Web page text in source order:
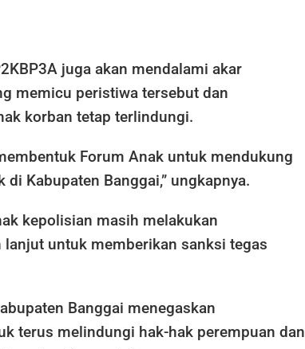
juga akan mendalami akar
memicu peristiwa tersebut dan
korban tetap terlindungi.
Forum Anak untuk mendukung
di Kabupaten Banggai,” ungkapnya.
kepolisian masih melakukan
lanjut untuk memberikan sanksi tegas
Banggai menegaskan
terus melindungi hak-hak perempuan dan